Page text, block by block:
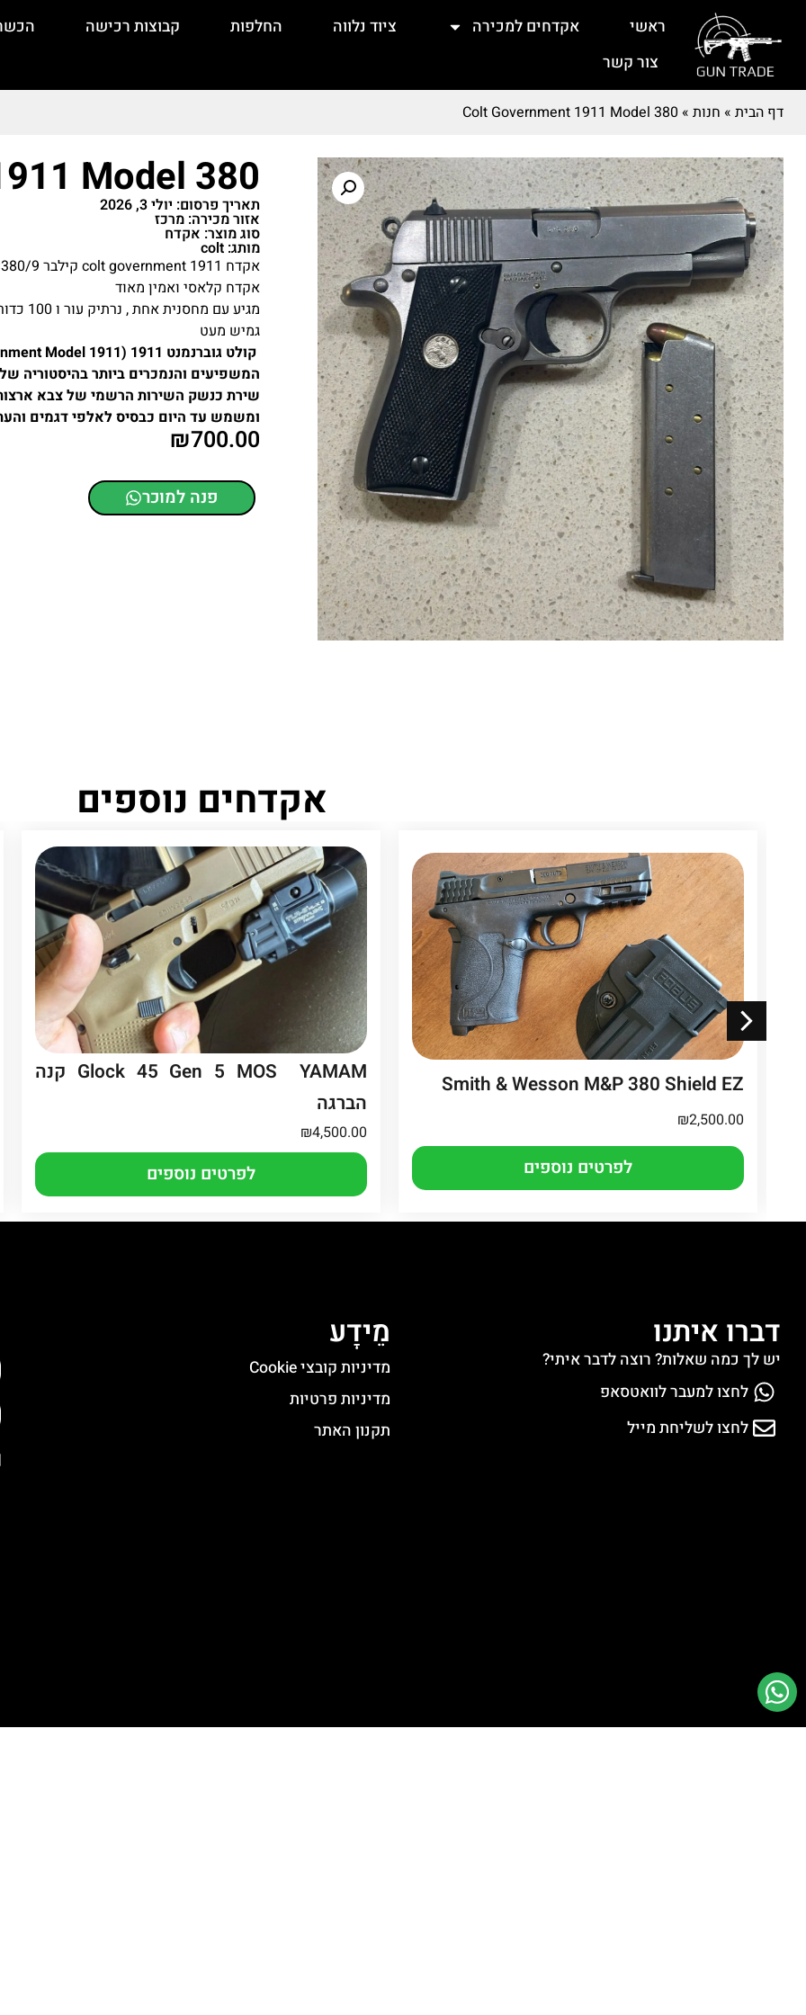
ראשי אקדחים למכירה ציוד נלווה החלפות קבוצות רכישה
צור קשר
דף הבית » חנות »
Colt Government 1911 Model 380
Model 380
תאריך פרסום: יולי 3, 2026
אזור מכירה: מרכז
סוג מוצר: אקדח
מותג: colt
אקדח colt government 1911 קילבר 380/9×19 , קל מאוד נוח מאוד להסלקה .
אקדח קלאסי ואמין מאוד
מגיע עם מחסנית אחת , נרתיק עור ו 100 כדורים 9:17
גמיש מעט
המשפיעים והנמכרים ביותר בהיסטוריה של
ומשמש עד היום כבסיס לאלפי דגמים
₪700.00
פנה למוכר
אקדחים נוספים
Smith & Wesson M&P 380 Shield EZ
₪2,500.00
לפרטים נוספים
Glock 45 Gen 5 MOS YAMAM קנה
הברגה
₪4,500.00
לפרטים נוספים
מֵידָע
מדיניות קובצי Cookie
מדיניות פרטיות
תקנון האתר
דברו איתנו
יש לך כמה שאלות? רוצה לדבר איתי?
לחצו למעבר לוואטסאפ
לחצו לשליחת מייל